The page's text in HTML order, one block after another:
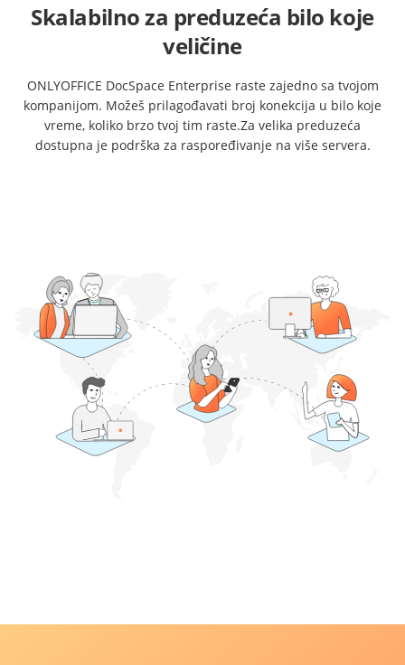
Skalabilno za preduzeća bilo koje
veličine
ONLYOFFICE DocSpace Enterprise raste zajedno sa tvojom
kompanijom. Možeš prilagođavati broj konekcija u bilo koje
vreme, koliko brzo tvoj tim raste.Za velika preduzeća
dostupna je podrška za raspoređivanje na više servera.